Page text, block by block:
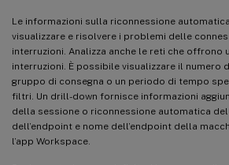
Le informazioni sulla riconnessione
visualizzare e risolvere i problemi delle
interruzioni. Analizza anche le reti che offrono
interruzioni. È possibile visualizzare il numero
gruppo di consegna o un periodo di tempo
filtri. Un drill-down fornisce informazioni
della sessione o riconnessione automatica
dell’endpoint e nome dell’endpoint della
l’app Workspace.